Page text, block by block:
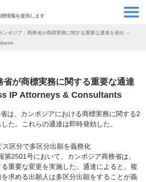
標情報を提供します
情報提供者
ンボジア：商務省が商標実務に関する重要な通達を発出 －
省が商標実務に関する重要な通達
IP Attorneys & Consultants
は、カンボジアにおける商標実務に関する2
た。これらの通達は即時発効した。
区分で多区分出願を義務化
2501号において、カンボジア商務省は、
重要な変更を実施した。通達によると、複
求める出願人は多区分出願をすることが義